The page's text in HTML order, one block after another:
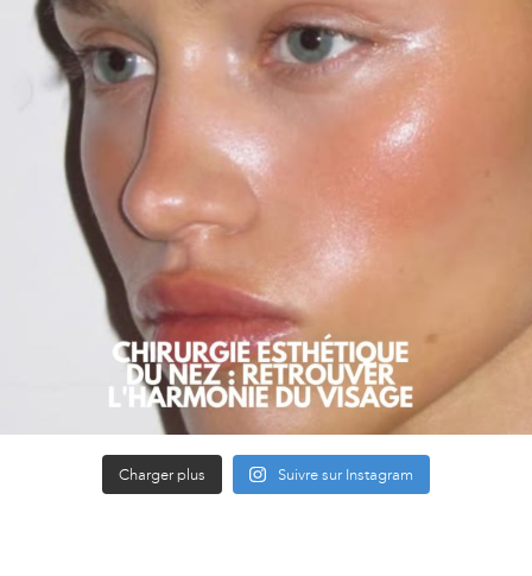
Charger plus Suivre sur Instagram